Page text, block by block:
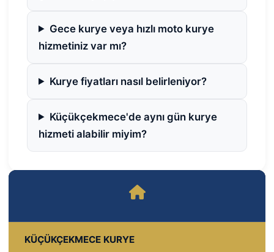
KÜÇÜKÇEKMECE KURYE
Gece kurye veya hızlı moto kurye
hizmetiniz var mı?
Kurye fiyatları nasıl belirleniyor?
Küçükçekmece'de aynı gün kurye
hizmeti alabilir miyim?